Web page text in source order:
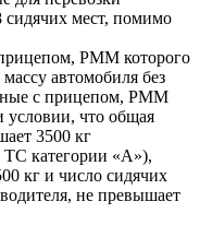
мест, помимо
РММ которого
автомобиля без
с прицепом, РММ
условии, что общая
3500 кг
категории «A»),
кг и число сидячих
не превышает